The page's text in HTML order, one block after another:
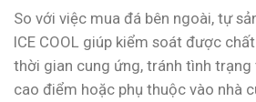
So với việc mua đá bên ngoài, tự
ICE COOL giúp kiểm soát được
thời gian cung ứng, tránh tình trạng
cao điểm hoặc phụ thuộc vào nhà